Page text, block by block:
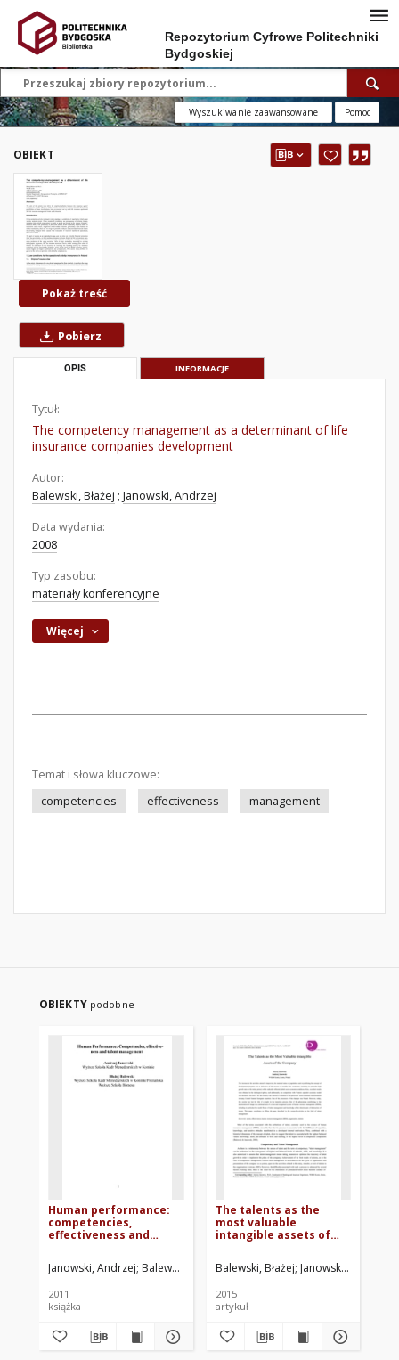
Repozytorium Cyfrowe Politechniki
Bydgoskiej
Wyszukiwanie zaawansowane Pomoc
OBIEKT
Pokaż treść
Pobierz
OPIS INFORMACJE
Tytuł:
The competency management as a determinant of life
insurance companies development
Autor:
Balewski, Błażej ; Janowski, Andrzej
Data wydania:
2008
Typ zasobu:
materiały konferencyjne
Więcej
Temat i słowa kluczowe:
competencies
effectiveness management
OBIEKTY podobne
Human performance:
competencies,
effectiveness and
Janowski, Andrzej Balewski, Błażej
2011
książka
The talents as the
most valuable
intangible assets of
Balewski, Błażej Janowski, Andrzej
2015
artykuł